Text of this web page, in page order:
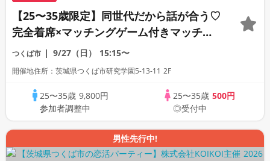
【25〜35歳限定】同世代だから話が合う♡
完全着席×マッチングゲーム付きマッチン
グコン
つくば市 9/27（日） 15:15〜
開催地住所：茨城県つくば市研究学園5-13-11 2F
25〜35歳 9,800円
参加者調整中
25〜35歳 500円
◎受付中
男性先行中!